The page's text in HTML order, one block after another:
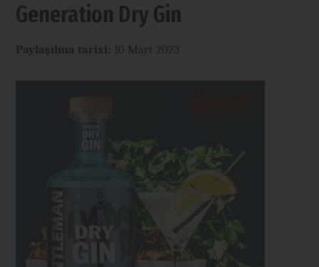
Generation Dry Gin
Paylaşılma tarixi: 10 Mart 2023